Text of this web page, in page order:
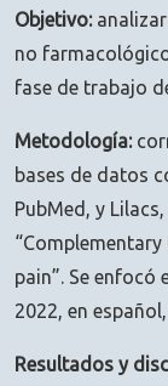
Objetivo:analizar
no
fase de trabajo
Metodología:
bases de datos
PubMed, y
“Complementary
pain”. Se enfocó
2022, en
Resultados y